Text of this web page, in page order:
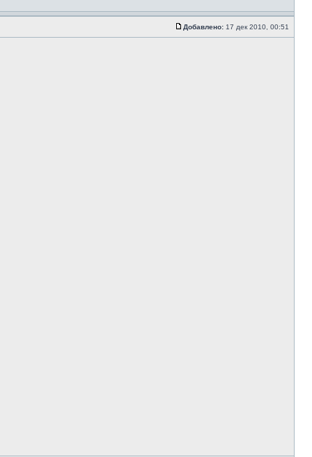
Добавлено: 17 дек 2010, 00:51